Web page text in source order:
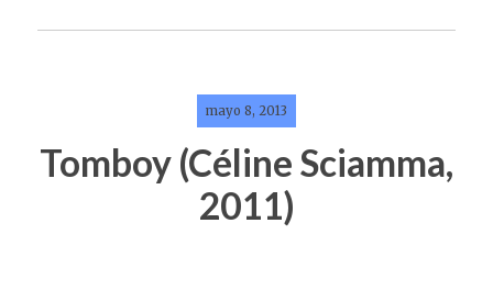
mayo 8, 2013
Tomboy (Céline Sciamma,
2011)